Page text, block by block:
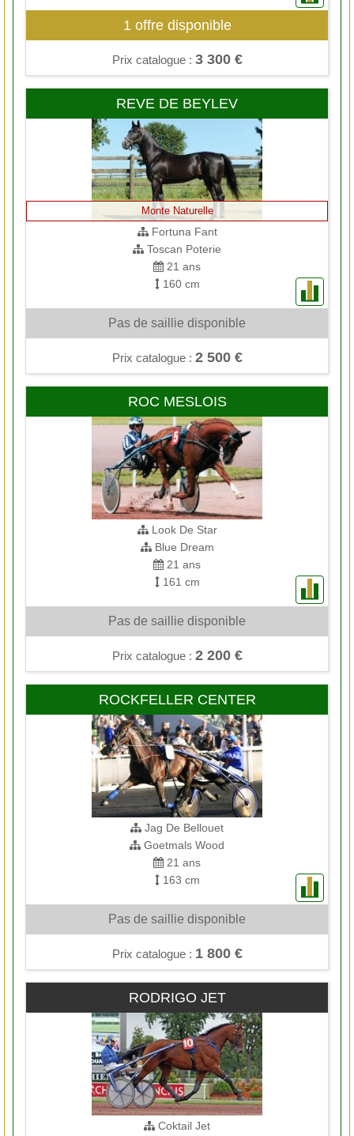
1 offre disponible
Prix catalogue : 3 300 €
REVE DE BEYLEV
Monte Naturelle
Fortuna Fant
Toscan Poterie
21 ans
160 cm
Pas de saillie disponible
Prix catalogue : 2 500 €
ROC MESLOIS
Look De Star
Blue Dream
21 ans
161 cm
Pas de saillie disponible
Prix catalogue : 2 200 €
ROCKFELLER CENTER
Jag De Bellouet
Goetmals Wood
21 ans
163 cm
Pas de saillie disponible
Prix catalogue : 1 800 €
RODRIGO JET
Coktail Jet